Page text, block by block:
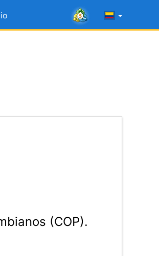
(COP).